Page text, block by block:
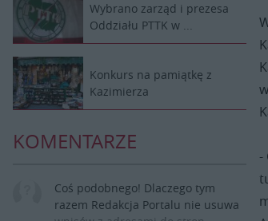
Wybrano zarząd i prezesa
Oddziału PTTK w ...
Konkurs na pamiątkę z
Kazimierza
KOMENTARZE
Coś podobnego! Dlaczego tym
razem Redakcja Portalu nie usuwa
-